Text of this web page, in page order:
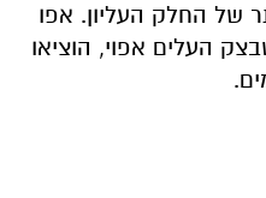
של החלק העליון. אפו
עד שבצק העלים אפוי, הוציאו